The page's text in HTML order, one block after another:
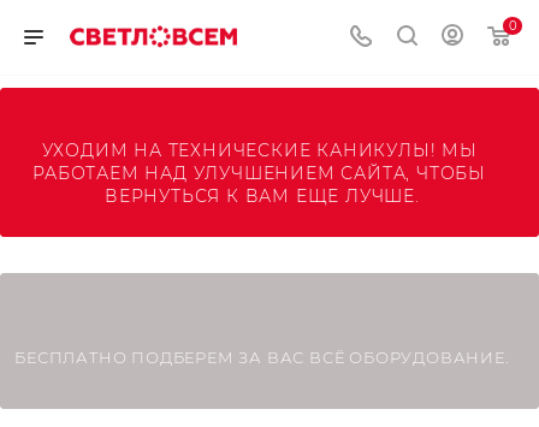
0
УХОДИМ НА ТЕХНИЧЕСКИЕ КАНИКУЛЫ! МЫ
РАБОТАЕМ НАД УЛУЧШЕНИЕМ САЙТА, ЧТОБЫ
ВЕРНУТЬСЯ К ВАМ ЕЩЕ ЛУЧШЕ.
БЕСПЛАТНО ПОДБЕРЕМ ЗА ВАС ВСЁ ОБОРУДОВАНИЕ.